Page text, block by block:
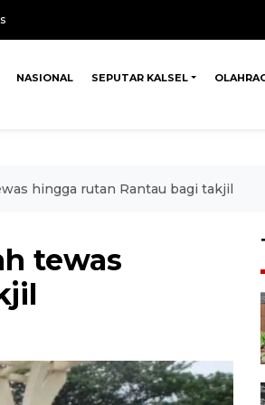
NASIONAL SEPUTAR KALSEL
hingga rutan Rantau bagi takjil
tewas